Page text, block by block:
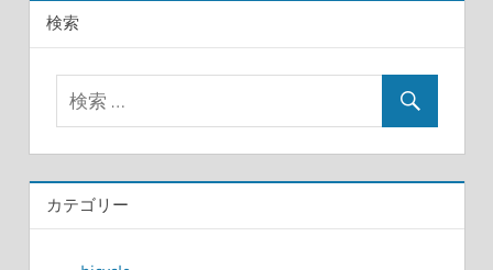
検索
カテゴリー